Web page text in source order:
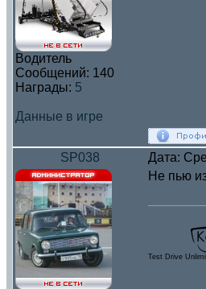
Водитель
Сообщений: 140
Награды: 5
Данные в игре
SP038 Дата:
Не пью
Test Drive